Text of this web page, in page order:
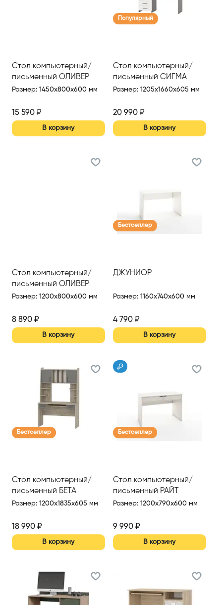
Стол компьютерный/
письменный ОЛИВЕР
Размер: 1450x800x600 мм
15 590 ₽
В корзину
Популярный
Стол компьютерный/
письменный СИГМА
Размер: 1205x1660x605 мм
20 990₽
В корзину
Стол компьютерный/
письменный ОЛИВЕР
Размер: 1200x800x600 мм
8 890 ₽
В корзину
Бестселлер
ДЖУНИОР
Размер: 1160x740x600 мм
4 790₽
В корзину
Бестселлер
Стол компьютерный/
письменный БЕТА
Размер: 1200x1835x605 мм
18 990 ₽
В корзину
Бестселлер
Стол компьютерный/
письменный РАЙТ
Размер: 1200x790x600 мм
9 990₽
В корзину